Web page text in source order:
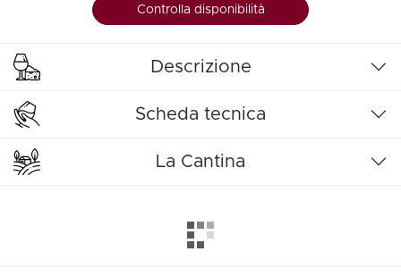
Controlla disponibilità
Descrizione
Scheda tecnica
La Cantina